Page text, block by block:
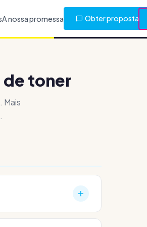
A nossa promessa Obter proposta
de toner
Mais
— incluindo HP, Canon,